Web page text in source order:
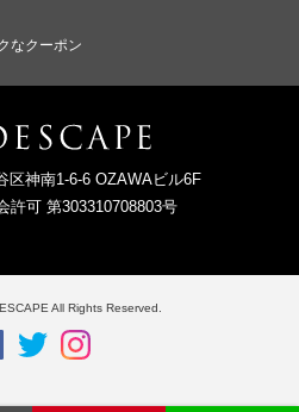
なクーポン
区神南1-6-6 OZAWAビル6F
許可 第303310708803号
All Rights Reserved.